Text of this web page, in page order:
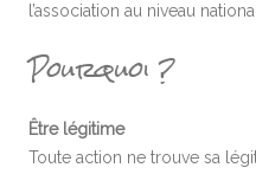
l’association au niveau
Pourquoi ?
Être légitime
Toute action ne trouve sa